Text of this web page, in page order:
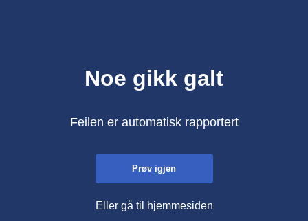
Noe gikk galt
Feilen er automatisk rapportert
Prøv igjen
Eller gå til hjemmesiden